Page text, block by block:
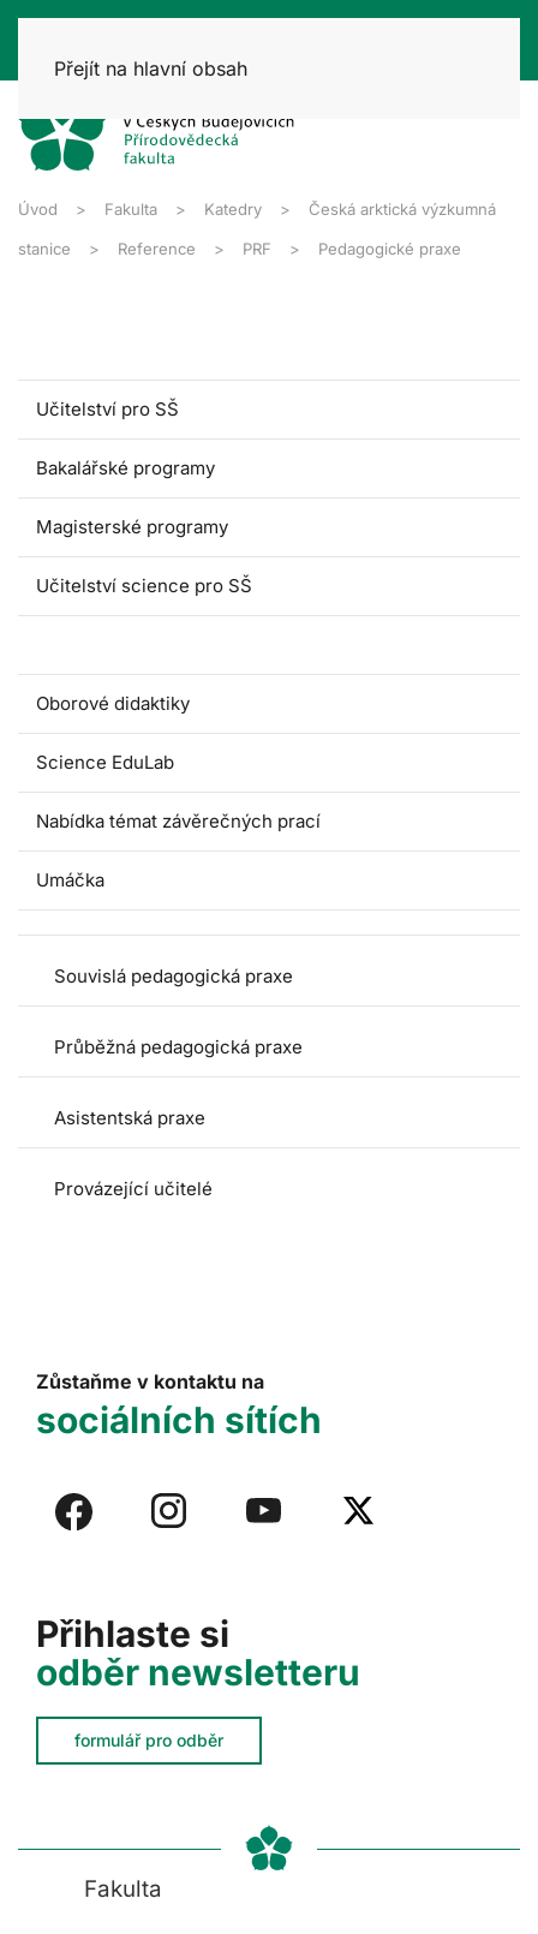
Přejít na hlavní obsah
Úvod Fakulta Katedry Česká arktická výzkumná
stanice Reference PRF Pedagogické praxe
Učitelství pro SŠ
Bakalářské programy
Magisterské programy
Učitelství science pro SŠ
Oborové didaktiky
Science EduLab
Nabídka témat závěrečných prací
Umáčka
Souvislá pedagogická praxe
Průběžná pedagogická praxe
Asistentská praxe
Provázející učitelé
Přihlaste si
odběr newsletteru
formulář pro odběr
Zůstaňme v kontaktu na
sociálních sítích
Fakulta